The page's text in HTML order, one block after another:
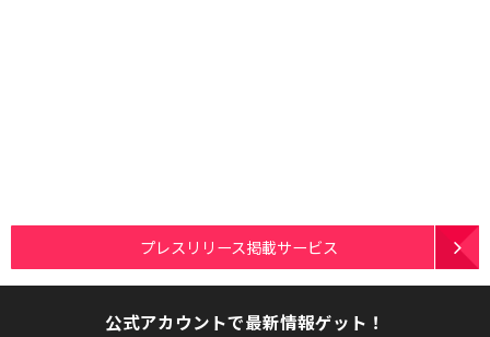
プレスリリース掲載サービス
公式アカウントで最新情報ゲット！